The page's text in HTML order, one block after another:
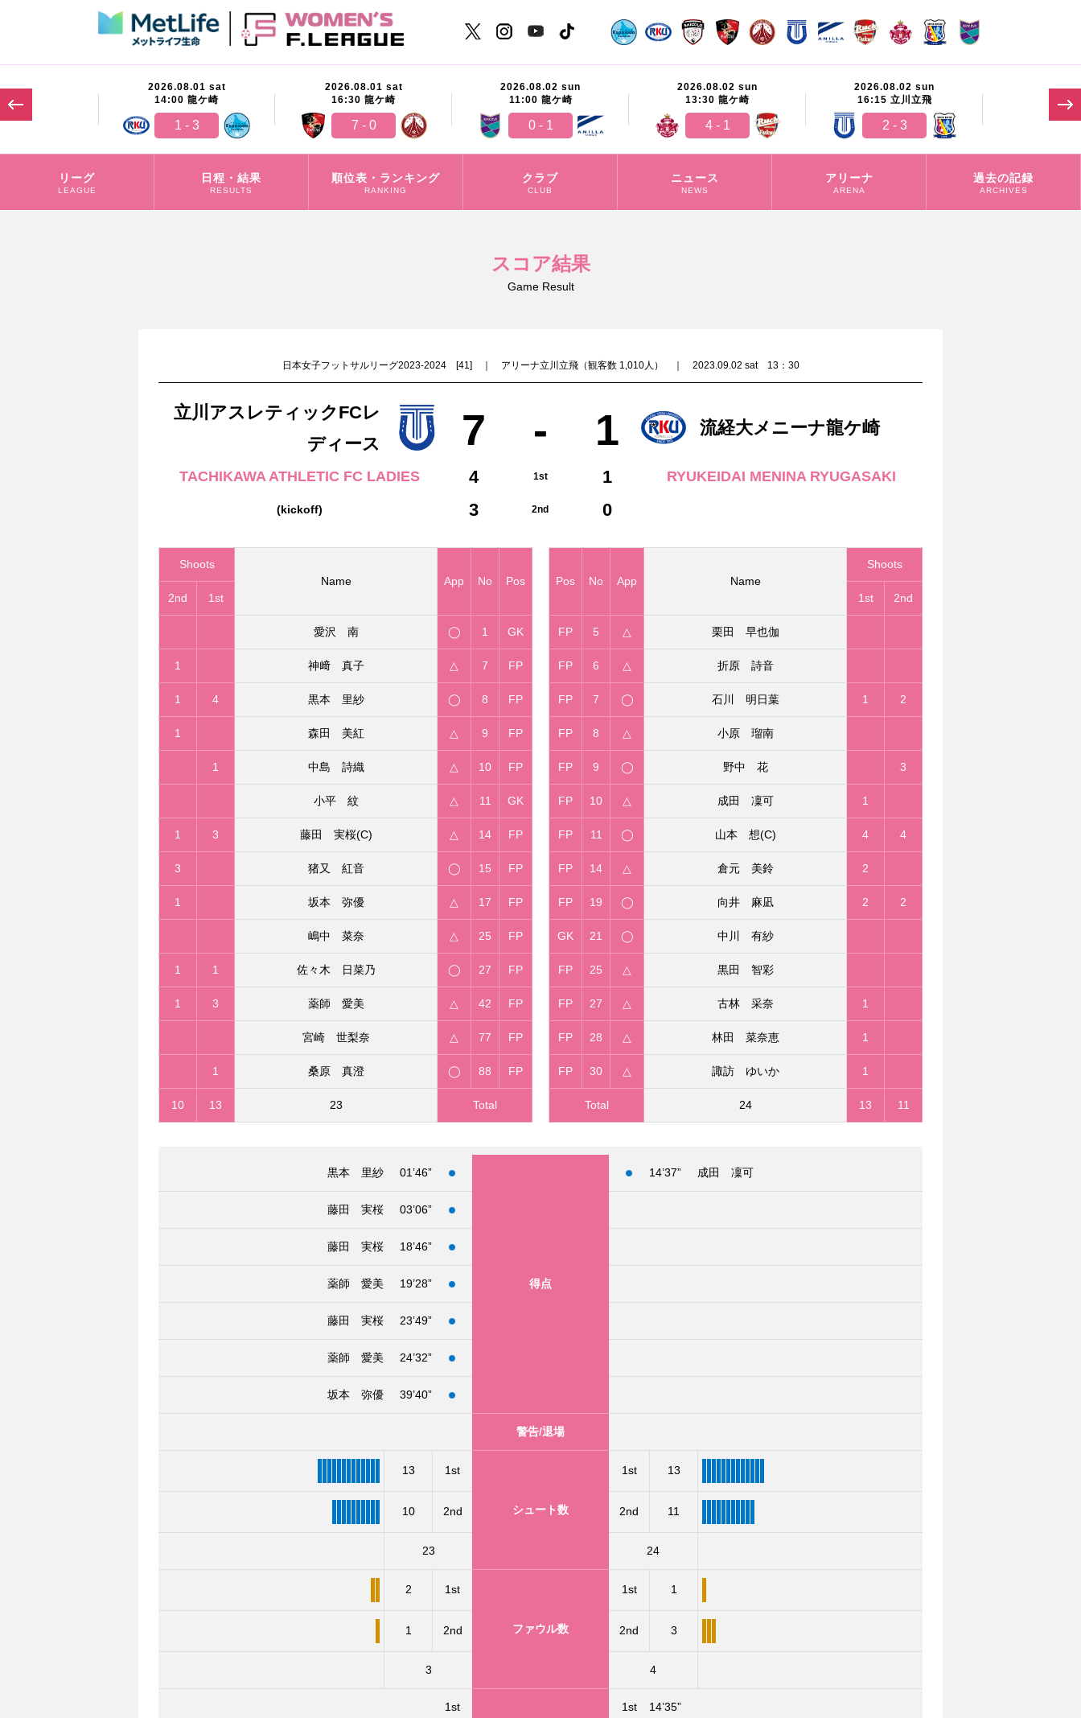
sun
茅ヶ崎
- 5
2026.08.01 sat
14:00 龍ケ崎
1 - 3
2026.08.01 sat
16:30 龍ケ崎
7 - 0
2026.08.02 sun
11:00 龍ケ崎
0 - 1
2026.08.02 sun
13:30 龍ケ崎
4 - 1
2026.08.02 sun
16:15 立川立飛
2 - 3
11:00
-
リーグ
LEAGUE
日程・結果
RESULTS
順位表・ランキング
RANKING
クラブ
CLUB
ニュース
NEWS
アリーナ
ARENA
過去の記録
ARCHIVES
スコア結果
Game Result
日本女子フットサルリーグ2023-2024 [41] ｜ アリーナ立川立飛（観客数 1,010人） ｜ 2023.09.02 sat 13：30
立川アスレティックFCレ
ディース
7 - 1 流経大メニーナ龍ケ崎
TACHIKAWA ATHLETIC FC LADIES 4 1st 1 RYUKEIDAI MENINA RYUGASAKI
(kickoff) 3 2nd 0
Shoots
Name
App No
Pos
2nd
1st
愛沢 南 ◯ 1 GK
1 神﨑 真子 △ 7 FP
1 4 黒本 里紗 ◯ 8 FP
1 森田 美紅 △ 9 FP
1 中島 詩織 △ 10 FP
小平 紋 △ 11 GK
1 3 藤田 実桜(C) △ 14 FP
3 猪又 紅音 ◯ 15 FP
1 坂本 弥優 △ 17 FP
嶋中 菜奈 △ 25 FP
1 1 佐々木 日菜乃 ◯ 27 FP
1 3 薬師 愛美 △ 42 FP
宮崎 世梨奈 △ 77 FP
1 桑原 真澄 ◯ 88 FP
10 13 23 Total
Pos No App Name
Shoots
1st 2nd
FP 5 △ 栗田 早也伽
FP 6 △ 折原 詩音
FP 7 ◯ 石川 明日葉 1 2
FP 8 △ 小原 瑠南
FP 9 ◯ 野中 花 3
FP 10 △ 成田 凜可 1
FP 11 ◯ 山本 想(C) 4 4
FP 14 △ 倉元 美鈴 2
FP 19 ◯ 向井 麻凪 2 2
GK 21 ◯ 中川 有紗
FP 25 △ 黒田 智彩
FP 27 △ 古林 采奈 1
FP 28 △ 林田 菜奈恵 1
FP 30 △ 諏訪 ゆいか 1
Total 24 13 11
黒本 里紗 01’46”
得点
14’37” 成田 凜可
藤田 実桜 03’06”
藤田 実桜 18’46”
薬師 愛美 19’28”
藤田 実桜 23’49”
薬師 愛美 24’32”
坂本 弥優 39’40”
警告/退場
13 1st
シュート数
1st 13
10 2nd 2nd 11
23 24
2 1st
ファウル数
1st 1
1 2nd 2nd 3
3 4
1st
1st 14’35”